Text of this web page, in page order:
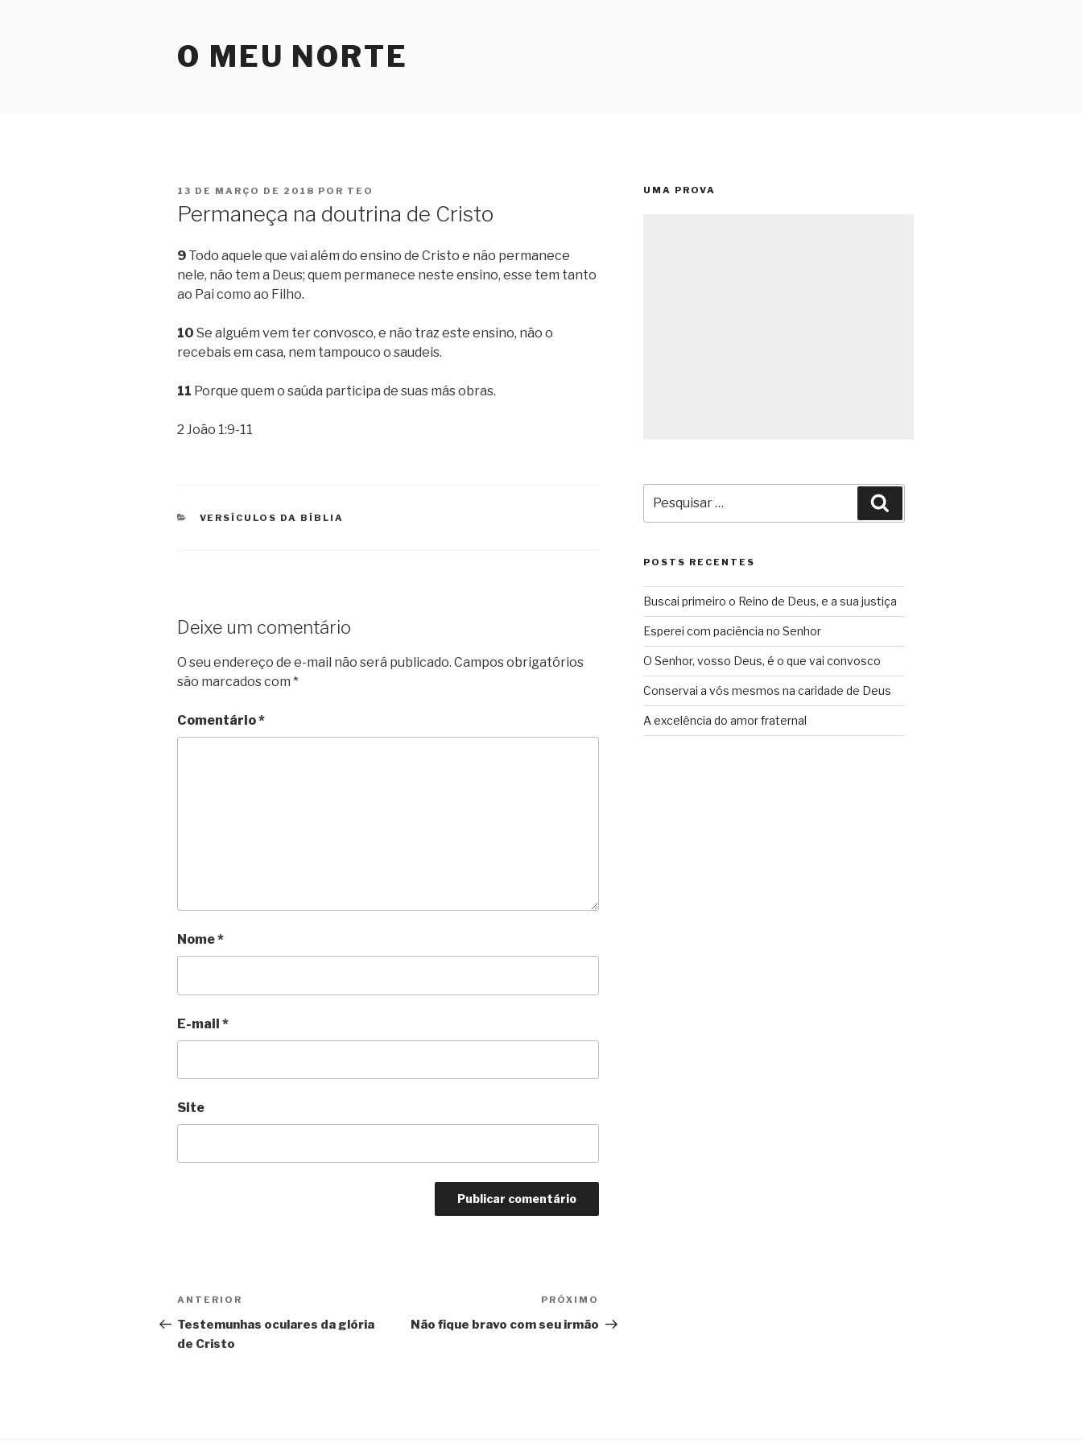
O MEU NORTE
PUBLICADO
13 DE MARÇO DE 2018 POR TEO
Permaneça na doutrina de Cristo
9 Todo aquele que vai além do ensino de Cristo e não permanece
nele, não tem a Deus; quem permanece neste ensino, esse tem tanto
ao Pai como ao Filho.
10 Se alguém vem ter convosco, e não traz este ensino, não o
recebais em casa, nem tampouco o saudeis.
11 Porque quem o saúda participa de suas más obras.
2 João 1:9-11
CATEGORIAS
VERSÍCULOS DA BÍBLIA
Deixe um comentário
O seu endereço de e-mail não será publicado. Campos obrigatórios
são marcados com *
Comentário*
Nome*
E-mail *
Site
Navegação
de
Post
Post
anterior
ANTERIOR
Testemunhas oculares da glória
de Cristo
post
PRÓXIMO
Não fique bravo com seu irmão
UMA PROVA
por:
POSTS RECENTES
Buscai primeiro o Reino de Deus, e a sua justiça
Esperei com paciência no Senhor
O Senhor, vosso Deus, é o que vai convosco
Conservai a vós mesmos na caridade de Deus
A excelência do amor fraternal